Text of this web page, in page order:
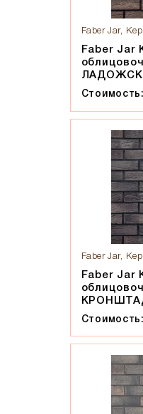
Faber Jar,
Faber Jar
Faber Jar,
Faber Jar